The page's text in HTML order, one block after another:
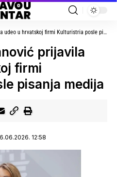
u hrvatskoj firmi Kulturistria posle pisanja medija
prijavila
firmi
pisanja medija
12:58